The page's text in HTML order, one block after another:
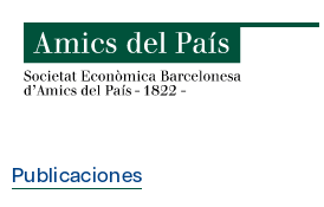
contenido
Publicaciones